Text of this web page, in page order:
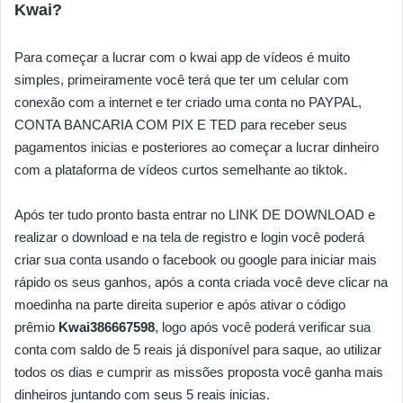
Kwai?
Para começar a lucrar com o kwai app de vídeos é muito
simples, primeiramente você terá que ter um celular com
conexão com a internet e ter criado uma conta no PAYPAL,
CONTA BANCARIA COM PIX E TED para receber seus
pagamentos inicias e posteriores ao começar a lucrar dinheiro
com a plataforma de vídeos curtos semelhante ao tiktok.
Após ter tudo pronto basta entrar no LINK DE DOWNLOAD e
realizar o download e na tela de registro e login você poderá
criar sua conta usando o facebook ou google para iniciar mais
rápido os seus ganhos, após a conta criada você deve clicar na
moedinha na parte direita superior e após ativar o código
prêmio Kwai386667598, logo após você poderá verificar sua
conta com saldo de 5 reais já disponível para saque, ao utilizar
todos os dias e cumprir as missões proposta você ganha mais
dinheiros juntando com seus 5 reais inicias.